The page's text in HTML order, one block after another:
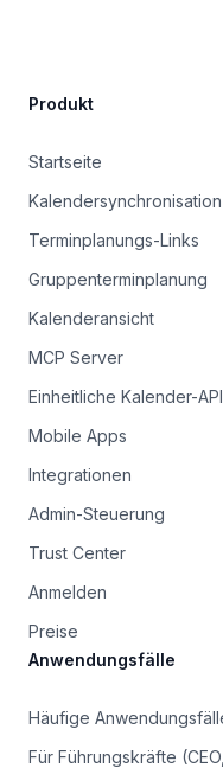
Produkt
Startseite
Kalendersynchronisation
Terminplanungs-Links
Gruppenterminplanung
Kalenderansicht
MCP Server
Einheitliche Kalender-API
Mobile Apps
Integrationen
Admin-Steuerung
Trust Center
Anmelden
Preise
Anwendungsfälle
Häufige
Für Führungskräfte